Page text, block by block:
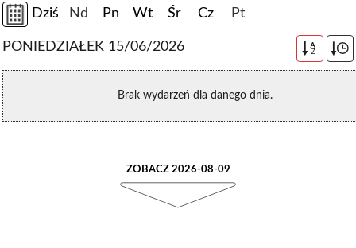
Dziś Nd Pn Wt Śr Cz Pt
PONIEDZIAŁEK 15/06/2026 A
Z
Brak wydarzeń dla danego dnia.
ZOBACZ 2026-08-09